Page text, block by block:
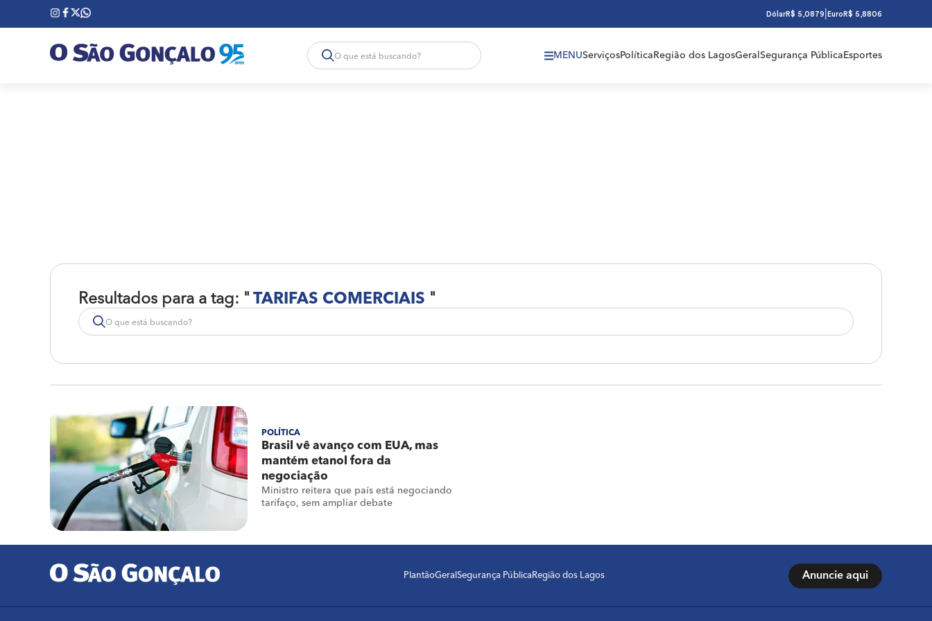
DólarR$ 5,0879 Euro R$ 5,8806
MENUServiçosPolítica Região dos LagosGeral Segurança Pública Esportes
Resultados para a tag: " TARIFAS COMERCIAIS "
POLÍTICA
Brasil vê avanço com EUA, mas
mantém etanol fora da
negociação
Ministro reitera que país está negociando
tarifaço, sem ampliar debate
PlantãoGeral Segurança Pública Região dos Lagos Anuncie aqui